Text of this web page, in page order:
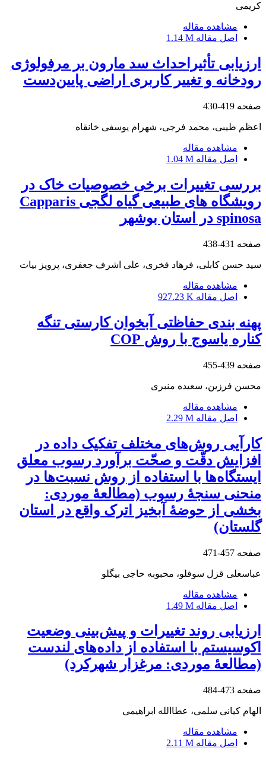
کریمی
مشاهده مقاله
اصل مقاله 1.14 M
ارزیابی تأثیراحداث سد مارون بر مرفولوژی
رودخانه و تغییر کاربری اراضی پایین‌دست
صفحه 419-430
اعظم طیبی، محمد فرجی، شهرام یوسفی خانقاه
مشاهده مقاله
اصل مقاله 1.04 M
بررسی تغییرات برخی خصوصیات خاک در
رویشگاه های طبیعی گیاه لگجی Capparis
spinosa در استان بوشهر
صفحه 431-438
سید حسن کابلی، فرهاد فخری، علی اشرف جعفری، پرویز بیات
مشاهده مقاله
اصل مقاله 927.23 K
پهنه بندی حفاظتی آبخوان کارستی تنگه
کناره یاسوج با روش COP
صفحه 439-455
محسن فرزین، سعیده منبری
مشاهده مقاله
اصل مقاله 2.29 M
کارآیی روش‌های مختلف تفکیک داده در
افزایش دقّت و صحّت برآورد رسوب معلق
ایستگاه‌ها با استفاده از روش نسبت‌ها در
منحنی سنجۀ رسوب (مطالعۀ موردی:
بخشی از حوضۀ آبخیز اترک واقع در استان
گلستان)
صفحه 457-471
عباسعلی قزل سوفلو، محبوبه حاجی بیگلو
مشاهده مقاله
اصل مقاله 1.49 M
ارزیابی روند تغییرات و پیش‌بینی وضعیت
اکوسیستم با استفاده از داده‌های لندست
(مطالعۀ موردی: مرغزار شهرکرد)
صفحه 473-484
الهام کیانی سلمی، عطاالله ابراهیمی
مشاهده مقاله
اصل مقاله 2.11 M